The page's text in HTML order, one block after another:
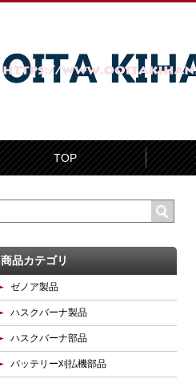
TOP
商品カテゴリ
ゼノア製品
ハスクバーナ製品
ハスクバーナ部品
バッテリー刈払機部品